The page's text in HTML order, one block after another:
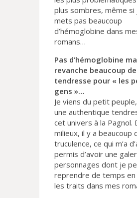
plus sombres, même si
mets pas beaucoup
d’hémoglobine dans
romans…
Pas d’hémoglobine
revanche beaucoup de
tendresse pour « les
gens »…
Je viens du petit peuple,
une authentique
cet univers à la Pagnol.
milieux, il y a beaucoup
truculence, ce qui m’a
permis d’avoir une
personnages dont je
reprendre de temps
les traits dans mes